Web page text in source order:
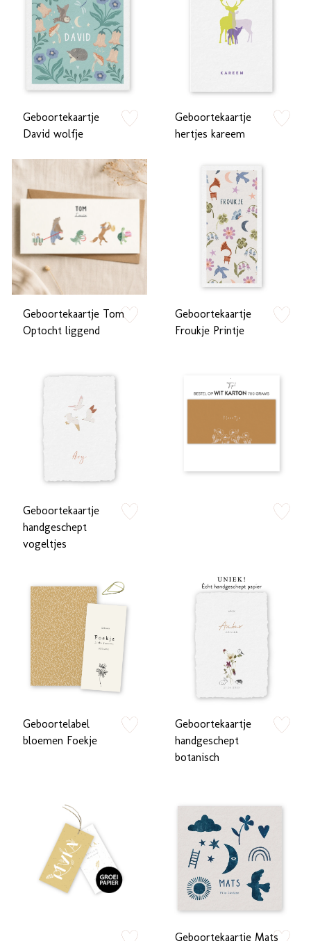
Geboortekaartje
David wolfje
zet op verlanglijstje
Geboortekaartje
hertjes kareem
Geboortekaartje Tom
Optocht liggend
zet op verlanglijstje
Geboortekaartje
Froukje Printje
Geboortekaartje
handgeschept
vogeltjes
Geboortelabel
bloemen Foekje
zet op verlanglijstje
Geboortekaartje
handgeschept
botanisch
Geboortekaartje Mats